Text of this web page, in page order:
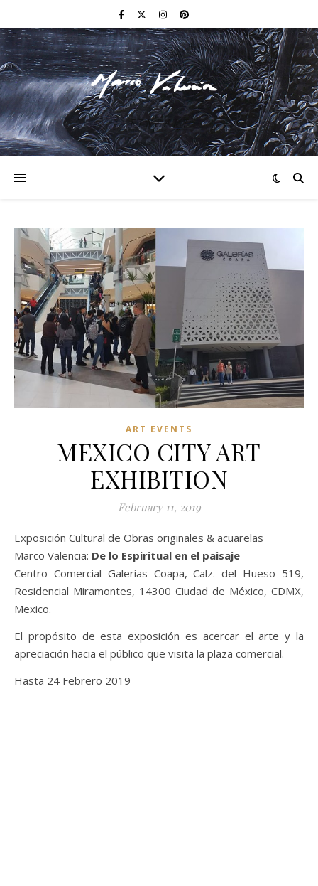
F I N E A R T
ART EVENTS
MEXICO CITY ART
EXHIBITION
February 11, 2019
Exposición Cultural de Obras originales & acuarelas
Marco Valencia: De lo Espiritual en el paisaje
Centro Comercial Galerías Coapa, Calz. del Hueso 519,
Residencial Miramontes, 14300 Ciudad de México, CDMX,
Mexico.
El propósito de esta exposición es acercar el arte y la
apreciación hacia el público que visita la plaza comercial.
Hasta 24 Febrero 2019